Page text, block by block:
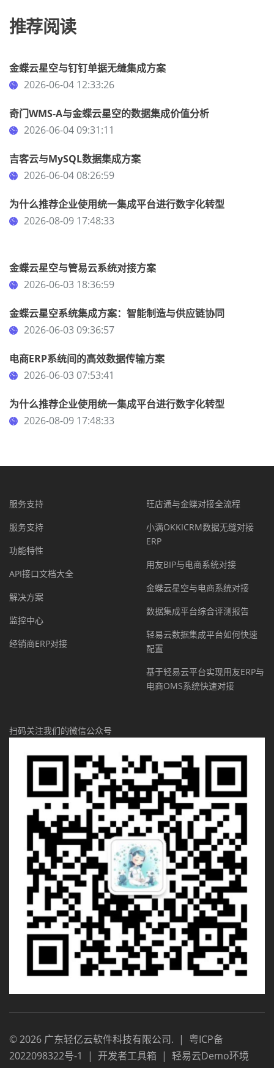
推荐阅读
金蝶云星空与钉钉单据无缝集成方案
2026-06-04 12:33:26
奇门WMS-A与金蝶云星空的数据集成价值分析
2026-06-04 09:31:11
吉客云与MySQL数据集成方案
2026-06-04 08:26:59
为什么推荐企业使用统一集成平台进行数字化转型
2026-08-09 17:48:33
金蝶云星空与管易云系统对接方案
2026-06-03 18:36:59
金蝶云星空系统集成方案：智能制造与供应链协同
2026-06-03 09:36:57
电商ERP系统间的高效数据传输方案
2026-06-03 07:53:41
为什么推荐企业使用统一集成平台进行数字化转型
2026-08-09 17:48:33
服务支持
服务支持
功能特性
API接口文档大全
解决方案
监控中心
经销商ERP对接
旺店通与金蝶对接全流程
小满OKKICRM数据无缝对接
ERP
用友BIP与电商系统对接
金蝶云星空与电商系统对接
数据集成平台综合评测报告
轻易云数据集成平台如何快速
配置
基于轻易云平台实现用友ERP与
电商OMS系统快速对接
扫码关注我们的微信公众号
©2026 广东轻亿云软件科技有限公司. | 粤ICP备
2022098322号-1
| 开发者工具箱 | 轻易云Demo环境